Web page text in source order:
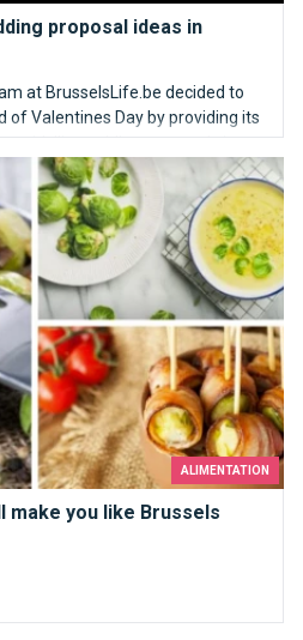
proposal ideas in
at BrusselsLife.be decided to
of Valentines Day by providing its
idyllic wedding proposals in
TOP10 places to kneel down…
ALIMENTATION
make you like Brussels
you like Brussels sprouts